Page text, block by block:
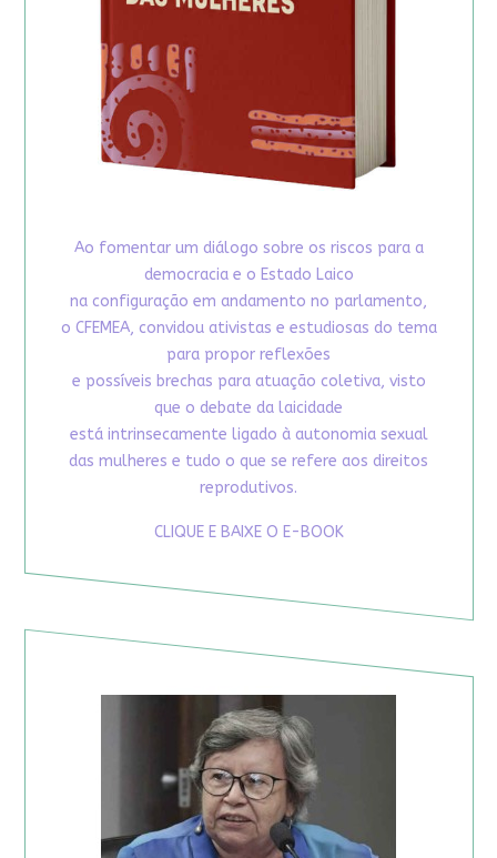
Ao fomentar um diálogo sobre os riscos para a
democracia e o Estado Laico
na configuração em andamento no parlamento,
o CFEMEA, convidou ativistas e estudiosas do tema
para propor reflexões
e possíveis brechas para atuação coletiva, visto
que o debate da laicidade
está intrinsecamente ligado à autonomia sexual
das mulheres e tudo o que se refere aos direitos
reprodutivos.
CLIQUE E BAIXE O E-BOOK